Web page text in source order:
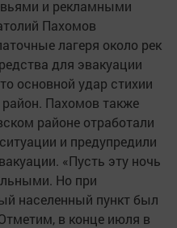
и рекламными
Пахомов
лагеря около рек
для эвакуации
основной удар стихии
Пахомов также
районе отработали
и предупредили
«Пусть эту ночь
Но при
населенный пункт был
в конце июля в